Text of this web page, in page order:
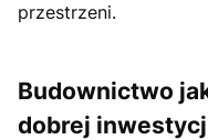
przestrzeni.
Budownictwo
dobrej